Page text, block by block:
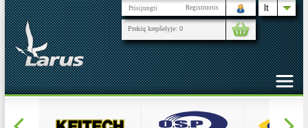
Prisijungti Registruotis lt
Prekių krepšelyje: 0